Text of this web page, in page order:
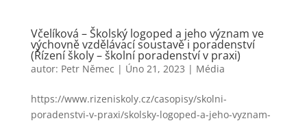
Včelíková – Školský logoped a jeho význam ve
výchovně vzdělávací soustavě i poradenství
(Řízení školy – školní poradenství v praxi)
autor: Petr Němec | Úno 21, 2023 | Média
https://www.rizeniskoly.cz/casopisy/skolni-
poradenstvi-v-praxi/skolsky-logoped-a-jeho-vyznam-